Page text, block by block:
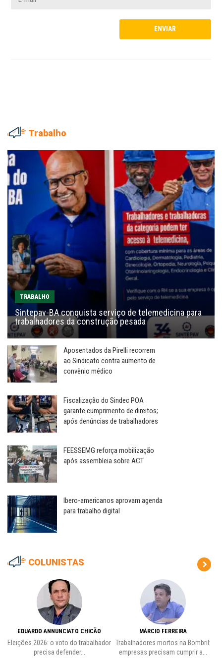
Trabalho
TRABALHO
Sintepav-BA conquista serviço de telemedicina para
trabalhadores da construção pesada
Aposentados da Pirelli recorrem
ao Sindicato contra aumento de
convênio médico
Fiscalização do Sindec POA
garante cumprimento de direitos;
após denúncias de trabalhadores
FEESSEMG reforça mobilização
após assembleia sobre ACT
Ibero-americanos aprovam agenda
para trabalho digital
COLUNISTAS
EDUARDO ANNUNCIATO CHICÃO
Eleições 2026: o voto do trabalhador
precisa defender...
MÁRCIO FERREIRA
Trabalhadores mortos na Bombril:
empresas precisam cumprir a...